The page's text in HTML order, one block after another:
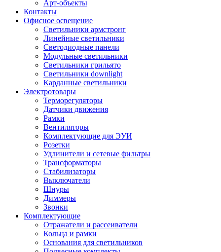
Арт-объекты
Контакты
Офисное освещение
Светильники армстронг
Линейные светильники
Светодиодные панели
Модульные светильники
Светильники грильято
Светильники downlight
Карданные светильники
Электротовары
Терморегуляторы
Датчики движения
Рамки
Вентиляторы
Комплектующие для ЭУИ
Розетки
Удлинители и сетевые фильтры
Трансформаторы
Стабилизаторы
Выключатели
Шнуры
Диммеры
Звонки
Комплектующие
Отражатели и рассеиватели
Кольца и рамки
Основания для светильников